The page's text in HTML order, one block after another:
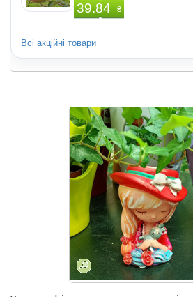
39.84 ₴
Всі акційні товари